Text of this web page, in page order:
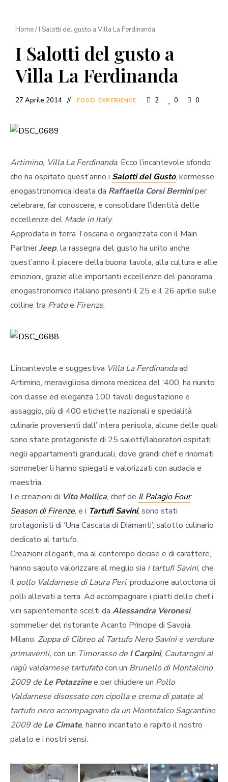
Home/ I Salotti del gusto a Villa La Ferdinanda
I Salotti del gusto a
Villa La Ferdinanda
27 Aprile 2014 FOOD EXPERIENCE 2 0 0
Artimino, Villa La Ferdinanda. Ecco l’incantevole sfondo
che ha ospitato quest’anno i Salotti del Gusto, kermesse
enogastronomica ideata da Raffaella Corsi Berniniper
celebrare, far conoscere, e consolidare l’identità delle
eccellenze del Made in Italy.
Approdata in terra Toscana e organizzata con il Main
PartnerJeep, la rassegna del gusto ha unito anche
quest’anno il piacere della buona tavola, alla cultura e alle
emozioni, grazie alle importanti eccellenze del panorama
enogastronomico italiano presenti il 25 e il 26 aprile sulle
colline tra Pratoe Firenze.
L’incantevole e suggestiva Villa La Ferdinandaad
Artimino, meravigliosa dimora medicea del ‘400, ha riunito
con classe ed eleganza 100 tavoli degustazione e
assaggio, più di 400 etichette nazionali e specialità
culinarie provenienti dall’ intera penisola, alcune delle quali
sono state protagoniste di 25 salotti/laboratori ospitati
negli appartamenti granducali, dove grandi chef e rinomati
sommelier li hanno spiegati e valorizzati con audacia e
maestria.
Le creazioni di Vito Mollica, chef de Il Palagio Four
Season di Firenze, e i Tartufi Savini, sono stati
protagonisti di ‘Una Cascata di Diamanti’, salotto culinario
dedicato al tartufo.
Creazioni eleganti, ma al contempo decise e di carattere,
hanno saputo valorizzare al meglio sia i tartufi Savini, che
il pollo Valdarnese di Laura Peri, produzione autoctona di
polli allevati a terra. Ad accompagnare i piatti dello chef i
vini sapientemente scelti da Alessandra Veronesi,
sommelier del ristorante Acanto Principe di Savoia,
Milano. Zuppa di Cibreo al Tartufo Nero Savini e verdure
primaverili, con un Timorasso de I Carpini, Cautarogni al
ragù valdarnese tartufatocon un Brunello di Montalcino
2009 de Le Potazzinee per chiudere un Pollo
Valdarnese disossato con cipolla e crema di patate al
tartufo nero accompagnato da un Montefalco Sagrantino
2009 de Le Cimate, hanno incantato e rapito il nostro
palato e i nostri sensi.